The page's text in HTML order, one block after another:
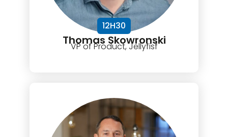
12H30
Thomas Skowronski
VP of Product, Jellyfisf